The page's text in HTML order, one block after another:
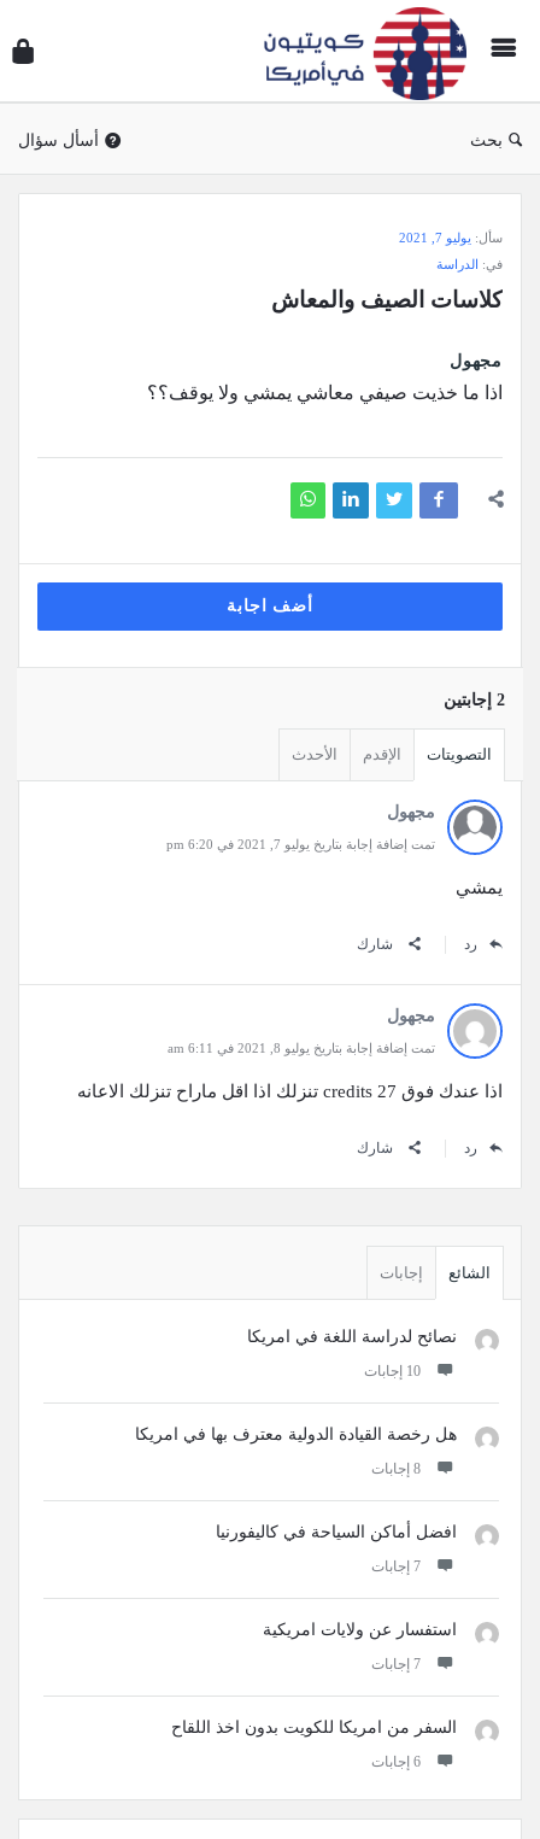
بحث أسأل سؤال
وجواب
أمريكا
الاحدث
سأل: يوليو 7, 2021
في: الدراسة
كلاسات الصيف والمعاش
مجهول
اذا ما خذيت صيفي معاشي يمشي ولا يوقف؟؟
أضف اجابة
‫2 إجابتين
التصويتات الإقدم الأحدث
مجهول
تمت إضافة إجابة بتاريخ يوليو 7, 2021 في 6:20 pm
يمشي
رد شارك
مجهول
تمت إضافة إجابة بتاريخ يوليو 8, 2021 في 6:11 am
اذا عندك فوق 27 credits تنزلك اذا اقل ماراح تنزلك الاعانه
رد شارك
الجانبيةالشائع إجابات
نصائح لدراسة اللغة في امريكا
‫10 إجابات
هل رخصة القيادة الدولية معترف بها في امريكا
‫8 إجابات
افضل أماكن السياحة في كاليفورنيا
‫7 إجابات
استفسار عن ولايات امريكية
‫7 إجابات
السفر من امريكا للكويت بدون اخذ اللقاح
‫6 إجابات